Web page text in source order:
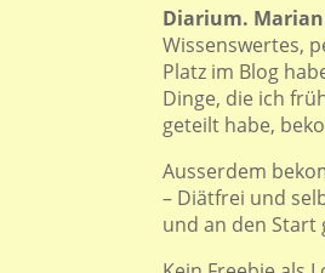
Diarium.
Wissenswertes,
Platz im Blog
Dinge, die ich
geteilt habe,
Ausserdem
– Diätfrei und
und an den Start